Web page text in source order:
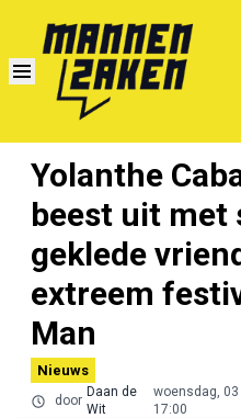
Yolanthe
beest uit met
geklede
extreem
Man
Nieuws
door
Daan de
Wit
woensdag,
17:00